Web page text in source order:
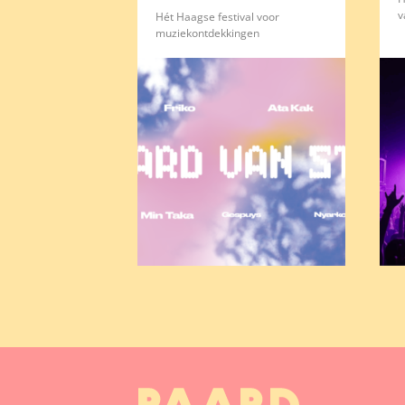
Hét Haagse festival voor
muziekontdekkingen